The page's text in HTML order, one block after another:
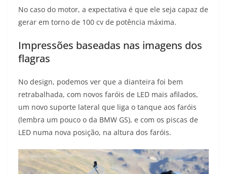
No caso do motor, a expectativa é que ele seja capaz de
gerar em torno de 100 cv de potência máxima.
Impressões baseadas nas imagens dos
flagras
No design, podemos ver que a dianteira foi bem
retrabalhada, com novos faróis de LED mais afilados,
um novo suporte lateral que liga o tanque aos faróis
(lembra um pouco o da BMW GS), e com os piscas de
LED numa nova posição, na altura dos faróis.